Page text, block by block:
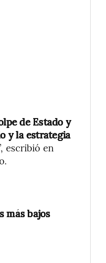
de Estado y
y la estrategia
escribió en
más bajos